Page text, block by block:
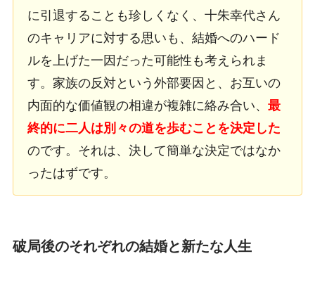
に引退することも珍しくなく、十朱幸代さん
のキャリアに対する思いも、結婚へのハード
ルを上げた一因だった可能性も考えられま
す。家族の反対という外部要因と、お互いの
内面的な価値観の相違が複雑に絡み合い、 最
終的に二人は別々の道を歩むことを決定した
のです。それは、決して簡単な決定ではなか
ったはずです。
破局後のそれぞれの結婚と新たな人生